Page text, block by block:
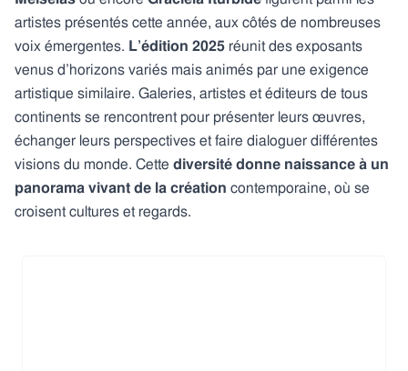
artistes présentés cette année, aux côtés de nombreuses
voix émergentes. L’édition 2025 réunit des exposants
venus d’horizons variés mais animés par une exigence
artistique similaire. Galeries, artistes et éditeurs de tous
continents se rencontrent pour présenter leurs œuvres,
échanger leurs perspectives et faire dialoguer différentes
visions du monde. Cette diversité donne naissance à un
panorama vivant de la création contemporaine, où se
croisent cultures et regards.